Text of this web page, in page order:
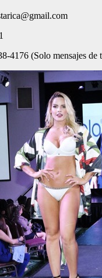
4176 (Solo mensajes de